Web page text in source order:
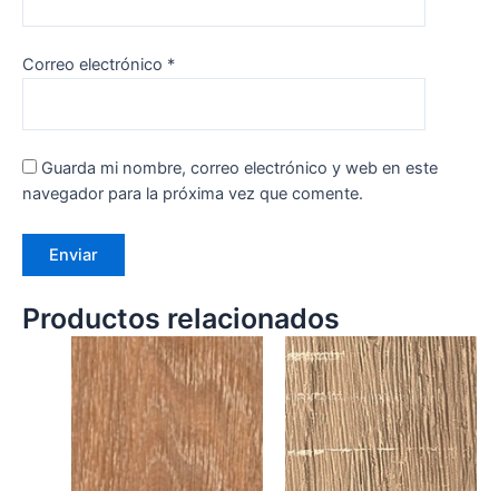
Correo electrónico *
Guarda mi nombre, correo electrónico y web en este
navegador para la próxima vez que comente.
Productos relacionados